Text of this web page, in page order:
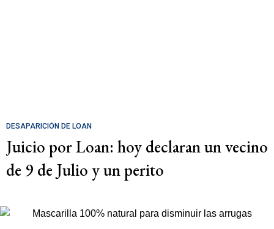
DESAPARICIÓN DE LOAN
Juicio por Loan: hoy declaran un vecino
de 9 de Julio y un perito